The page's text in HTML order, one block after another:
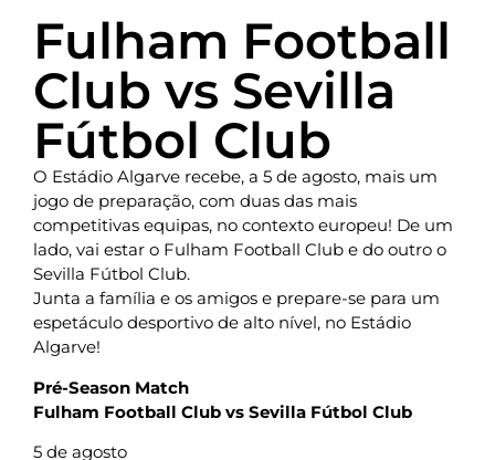
Fulham Football
Club vs Sevilla
Fútbol Club
O Estádio Algarve recebe, a 5 de agosto, mais um
jogo de preparação, com duas das mais
competitivas equipas, no contexto europeu! De um
lado, vai estar o Fulham Football Club e do outro o
Sevilla Fútbol Club.
Junta a família e os amigos e prepare-se para um
espetáculo desportivo de alto nível, no Estádio
Algarve!
Pré-Season Match
Fulham Football Club vs Sevilla Fútbol Club
5 de agosto